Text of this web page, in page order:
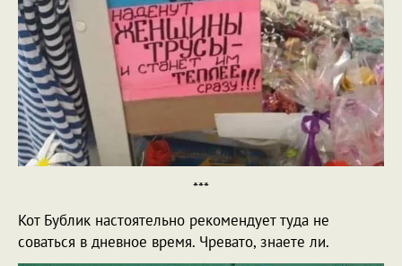
***
Кот Бублик настоятельно рекомендует туда не
соваться в дневное время. Чревато, знаете ли.